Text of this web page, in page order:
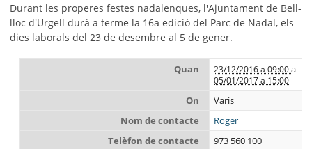
BELL-LLOC SOLUCIONA
Durant les properes festes nadalenques, l'Ajuntament de Bell-
lloc d'Urgell durà a terme la 16a edició del Parc de Nadal, els
dies laborals del 23 de desembre al 5 de gener.
Quan 23/12/2016 a 09:00a
05/01/2017 a 15:00
On
Varis
Nom de contacte
Roger
Telèfon de contacte
973 560 100